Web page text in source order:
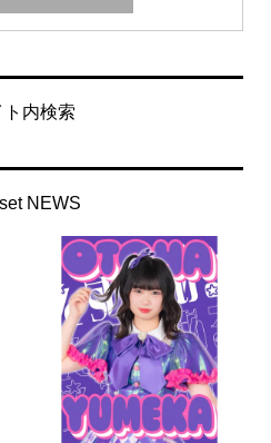
ト内検索
NEWS